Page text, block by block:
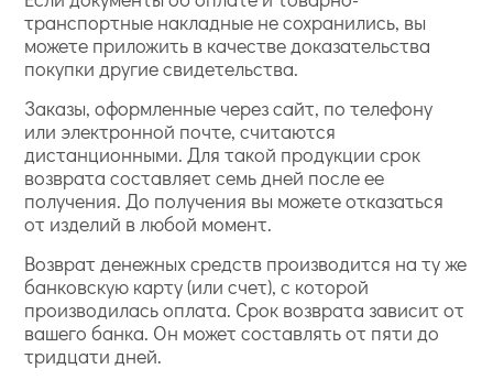
транспортные накладные не сохранились, вы
можете приложить в качестве доказательства
покупки другие свидетельства.
Заказы, оформленные через сайт, по телефону
или электронной почте, считаются
дистанционными. Для такой продукции срок
возврата составляет семь дней после ее
получения. До получения вы можете отказаться
от изделий в любой момент.
Возврат денежных средств производится на ту же
банковскую карту (или счет), с которой
производилась оплата. Срок возврата зависит от
вашего банка. Он может составлять от пяти до
тридцати дней.